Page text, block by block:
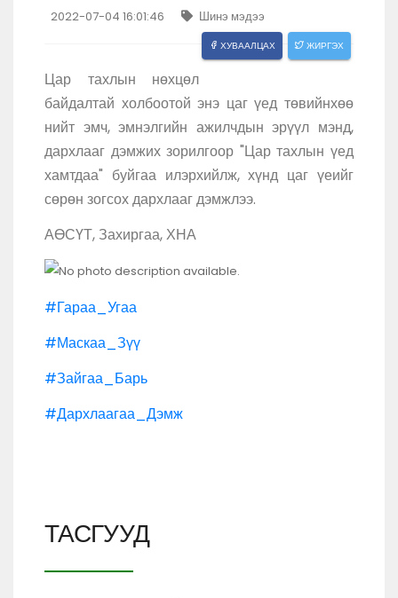
2022-07-04 16:01:46 Шинэ мэдээ
ХУВААЛЦАХ ЖИРГЭХ
Цар тахлын нөхцөл
байдалтай холбоотой энэ цаг үед төвийнхөө
нийт эмч, эмнэлгийн ажилчдын эрүүл мэнд,
дархлааг дэмжих зорилгоор "Цар тахлын үед
хамтдаа" буйгаа илэрхийлж, хүнд цаг үеийг
сөрөн зогсох дархлааг дэмжлээ.
АӨСҮТ, Захиргаа, ХНА
#Гараа_Угаа
#Маскаа_Зүү
#Зайгаа_Барь
#Дархлаагаа_Дэмж
ТАСГУУД